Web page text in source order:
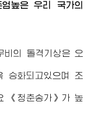
높은 우리 국가의
비의 돌격기상은 오
승화되고있으며 조
《청춘송가》가 높